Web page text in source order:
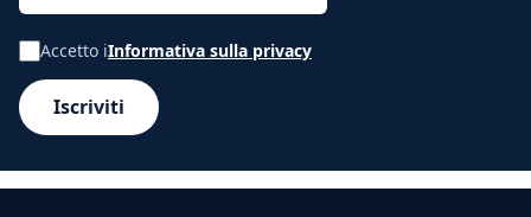
Accetto iInformativa sulla privacy
Iscriviti